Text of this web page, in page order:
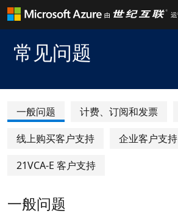
Header Place holder
产品和定价
登录 Azure 门户
常见问题
一般问题 计费、订阅和发票
线上购买客户支持
企业客户支持
21VCA-E 客户支持
一般问题